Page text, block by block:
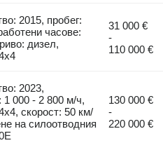
2015, пробег:
часове:
дизел,
31 000 €
-
110 000 €
2023,
1 000 - 2 800 м/ч,
скорост: 50 км/
на силоотводния
130 000 €
-
220 000 €